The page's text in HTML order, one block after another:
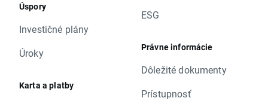
Úspory
Investičné plány
Úroky
Karta a platby
ESG
Právne informácie
Dôležité dokumenty
Prístupnosť